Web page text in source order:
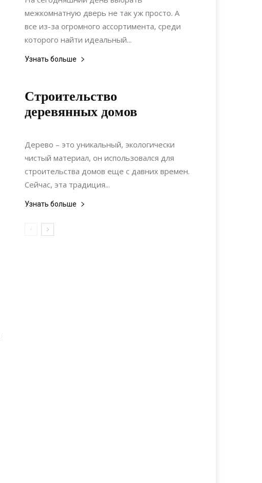
межкомнатную дверь не так уж просто. А
все из-за огромного ассортимента, среди
которого найти идеальный...
Узнать больше
Строительство
деревянных домов
27.05.2017
Дерево – это уникальный, экологически
чистый материал, он использовался для
строительства домов еще с давних времен.
Сейчас, эта традиция...
Узнать больше